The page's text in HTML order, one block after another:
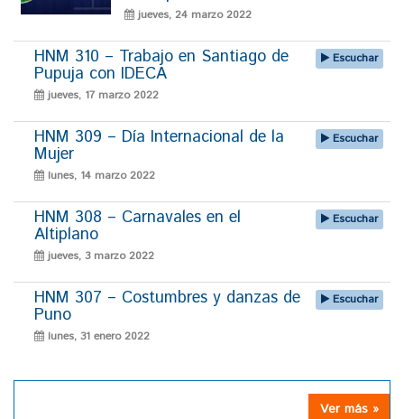
jueves, 24 marzo 2022
HNM 310 – Trabajo en Santiago de
Pupuja con IDECA
jueves, 17 marzo 2022
Escuchar
HNM 309 – Día Internacional de la
Mujer
lunes, 14 marzo 2022
Escuchar
HNM 308 – Carnavales en el
Altiplano
jueves, 3 marzo 2022
Escuchar
HNM 307 – Costumbres y danzas de
Puno
lunes, 31 enero 2022
Escuchar
Ver más »